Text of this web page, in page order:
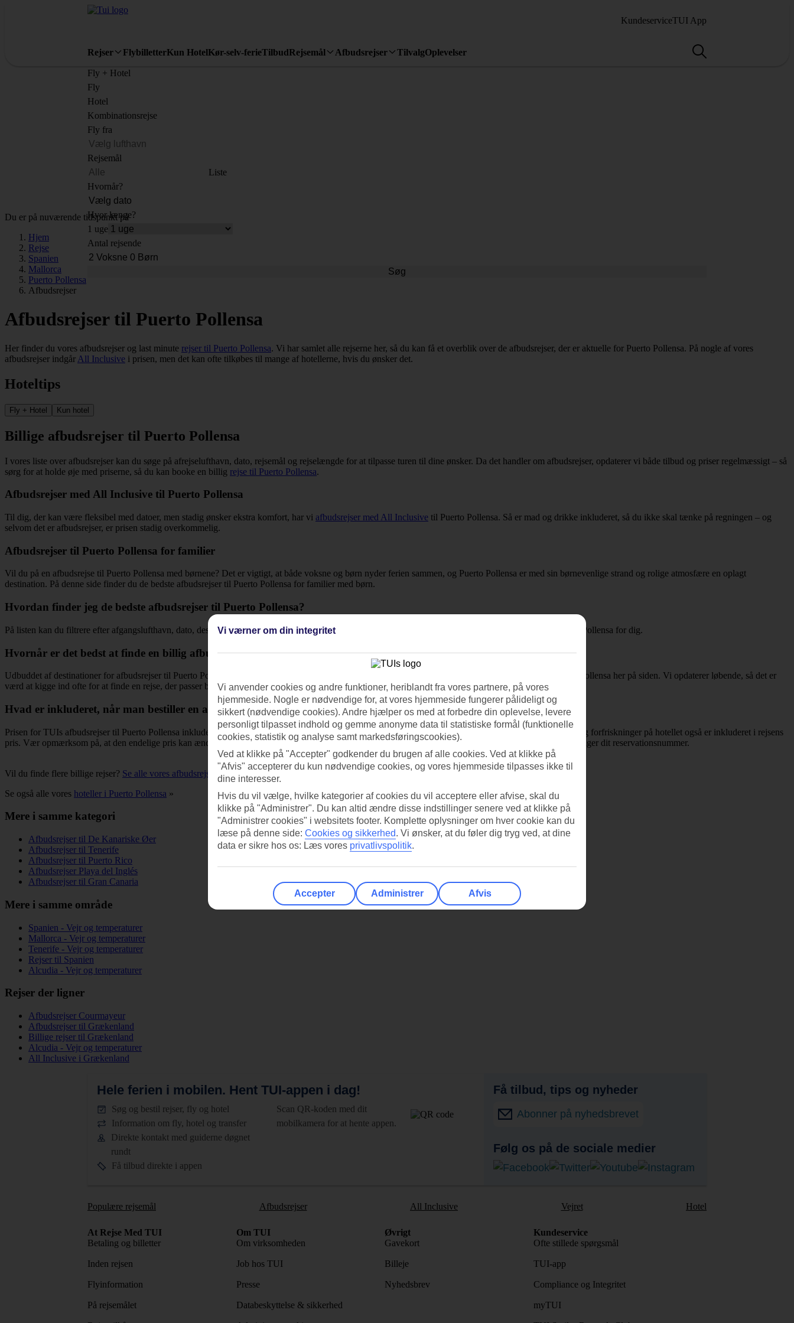
KundeserviceTUI App
Rejser FlybilletterKun HotelKør-selv-ferieTilbudRejsemål Afbudsrejser TilvalgOplevelser
Fly + Hotel
Fly
Hotel
Kombinationsrejse
Fly fra
Rejsemål
Liste
Hvornår?
Hvor længe?
1 uge
Antal rejsende
Søg
Du er på nuværende tidspunkt på
Hjem
Rejse
Spanien
Mallorca
Puerto Pollensa
Afbudsrejser
Afbudsrejser til Puerto Pollensa
Her finder du vores afbudsrejser og last minute rejser til Puerto Pollensa. Vi har samlet alle rejserne her, så du kan få et overblik over de afbudsrejser, der er aktuelle for Puerto Pollensa. På nogle af vores
afbudsrejser indgår All Inclusive i prisen, men det kan ofte tilkøbes til mange af hotellerne, hvis du ønsker det.
Hoteltips
Fly + Hotel Kun hotel
Billige afbudsrejser til Puerto Pollensa
I vores liste over afbudsrejser kan du søge på afrejselufthavn, dato, rejsemål og rejselængde for at tilpasse turen til dine ønsker. Da det handler om afbudsrejser, opdaterer vi både tilbud og priser regelmæssigt – så
sørg for at holde øje med priserne, så du kan booke en billig rejse til Puerto Pollensa.
Afbudsrejser med All Inclusive til Puerto Pollensa
Til dig, der kan være fleksibel med datoer, men stadig ønsker ekstra komfort, har vi afbudsrejser med All Inclusive til Puerto Pollensa. Så er mad og drikke inkluderet, så du ikke skal tænke på regningen – og
selvom det er afbudsrejser, er prisen stadig overkommelig.
Afbudsrejser til Puerto Pollensa for familier
Vil du på en afbudsrejse til Puerto Pollensa med børnene? Det er vigtigt, at både voksne og børn nyder ferien sammen, og Puerto Pollensa er med sin børnevenlige strand og rolige atmosfære en oplagt
destination. På denne side finder du de bedste afbudsrejser til Puerto Pollensa for familier med børn.
Hvordan finder jeg de bedste afbudsrejser til Puerto Pollensa?
På listen kan du filtrere efter afgangslufthavn, dato, destination og rejselængde for at tilpasse rejsen til dine behov og finde den bedste afbudsrejse til Puerto Pollensa for dig.
Hvornår er det bedst at finde en billig afbudsrejse til Puerto Pollensa?
Udbuddet af destinationer for afbudsrejser til Puerto Pollensa varierer hele tiden. Du kan finde opdateret information om udvalget af afbudsrejser til Puerto Pollensa her på siden. Vi opdaterer løbende, så det er
værd at kigge ind ofte for at finde en rejse, der passer bedst til dine behov.
Hvad er inkluderet, når man bestiller en afbudsrejse?
Prisen for TUIs afbudsrejser til Puerto Pollensa inkluderer overnatning og fly. Nogle gange kan du finde afbudsrejser med
, hvor alle måltider og forfriskninger på hotellet også er inkluderet i rejsens
pris. Vær opmærksom på, at den endelige pris kan ændre sig i bestillingsflowet. Den endelige pris bekræftes først i slutningen af reservationen, når du modtager dit reservationsnummer.
Vil du finde flere billige rejser? Se alle vores afbudsrejser
»
Se også alle vores hoteller i Puerto Pollensa »
Mere i samme kategori
Afbudsrejser til De Kanariske Øer
Afbudsrejser til Tenerife
Afbudsrejser til Puerto Rico
Afbudsrejser Playa del Inglés
Afbudsrejser til Gran Canaria
Mere i samme område
Spanien - Vejr og temperaturer
Mallorca - Vejr og temperaturer
Tenerife - Vejr og temperaturer
Rejser til Spanien
Alcudia - Vejr og temperaturer
Rejser der ligner
Afbudsrejser Courmayeur
Afbudsrejser til Grækenland
Billige rejser til Grækenland
Alcudia - Vejr og temperaturer
All Inclusive i Grækenland
Hele ferien i mobilen. Hent TUI-appen i dag!
Søg og bestil rejser, fly og hotel
Information om fly, hotel og transfer
Direkte kontakt med guiderne døgnet
rundt
Få tilbud direkte i appen
Scan QR-koden med dit
mobilkamera for at hente appen.
Få tilbud, tips og nyheder
Abonner på nyhedsbrevet
Følg os på de sociale medier
Populære rejsemål Afbudsrejser All Inclusive Vejret Hotel
At Rejse Med TUI
Betaling og billetter
Inden rejsen
Flyinformation
På rejsemålet
Om TUI
Om virksomheden
Job hos TUI
Presse
Databeskyttelse & sikkerhed
Øvrigt
Gavekort
Billeje
Nyhedsbrev
Kundeservice
Ofte stillede spørgsmål
TUI-app
Compliance og Integritet
myTUI
Vi værner om din integritet
Vi anvender cookies og andre funktioner, heriblandt fra vores partnere, på vores
hjemmeside. Nogle er nødvendige for, at vores hjemmeside fungerer pålideligt og
sikkert (nødvendige cookies). Andre hjælper os med at forbedre din oplevelse, levere
personligt tilpasset indhold og gemme anonyme data til statistiske formål (funktionelle
cookies, statistik og analyse samt markedsføringscookies).
Ved at klikke på "Accepter" godkender du brugen af alle cookies. Ved at klikke på
"Afvis" accepterer du kun nødvendige cookies, og vores hjemmeside tilpasses ikke til
dine interesser.
Hvis du vil vælge, hvilke kategorier af cookies du vil acceptere eller afvise, skal du
klikke på "Administrer". Du kan altid ændre disse indstillinger senere ved at klikke på
"Administrer cookies" i websitets footer. Komplette oplysninger om hver cookie kan du
læse på denne side: Cookies og sikkerhed. Vi ønsker, at du føler dig tryg ved, at dine
data er sikre hos os: Læs vores privatlivspolitik.
Accepter Administrer Afvis